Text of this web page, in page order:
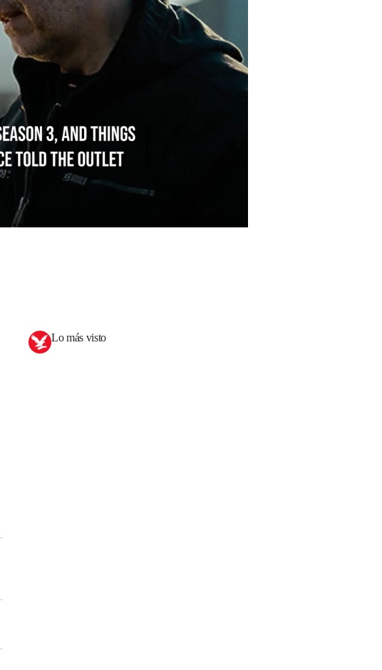
Lo más visto